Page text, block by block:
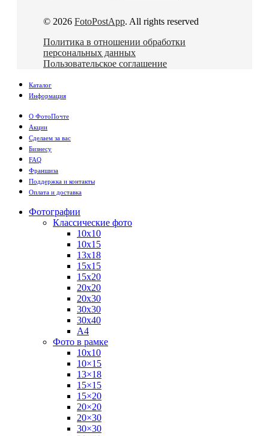
© 2026 FotoPostApp. All rights reserved
Политика в отношении обработки
персональных данных
Пользовательское соглашение
Каталог
Информация
О ФотоПочте
Акции
Сделаем за вас
Бизнесу
FAQ
Франшиза
Поддержка и контакты
Оплата и доставка
Фотографии
Классические фото
10х10
10х15
13х18
15х15
15х20
20х20
20х30
30х30
30х40
А4
Фото в рамке
10х10
10×15
13×18
15×15
15×20
20×20
20×30
30×30